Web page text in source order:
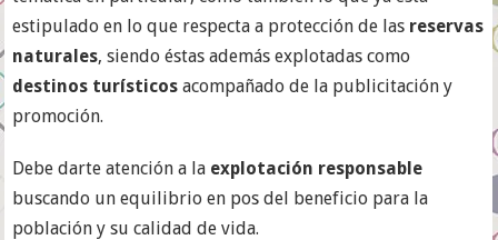
estipulado en lo que respecta a protección de las reservas
naturales, siendo éstas además explotadas como
destinos turísticos acompañado de la publicitación y
promoción.
Debe darte atención a la explotación responsable
buscando un equilibrio en pos del beneficio para la
población y su calidad de vida.